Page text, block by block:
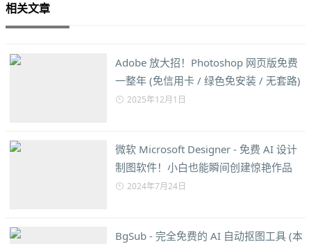
相关文章
Adobe 放大招！Photoshop 网页版免费
一整年 (免信用卡 / 绿色免安装 / 无套路)
2025年12月1日
微软 Microsoft Designer - 免费 AI 设计
制图软件！小白也能瞬间创建惊艳作品
2024年7月24日
BgSub - 完全免费的 AI 自动抠图工具 (本